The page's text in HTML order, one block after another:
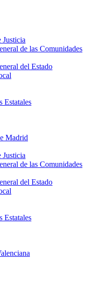
Justicia
de las Comunidades
del Estado
Estatales
Madrid
Justicia
de las Comunidades
del Estado
Estatales